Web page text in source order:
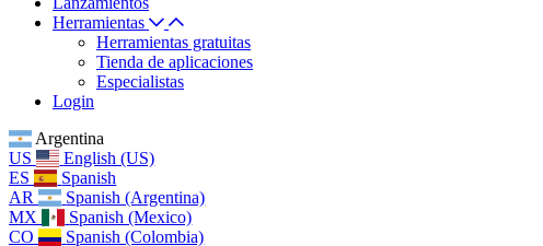
Herramientas
Herramientas gratuitas
Tienda de aplicaciones
Especialistas
Login
Argentina
US
English (US)
ES
Spanish
AR
Spanish (Argentina)
MX
Spanish (Mexico)
CO
Spanish (Colombia)